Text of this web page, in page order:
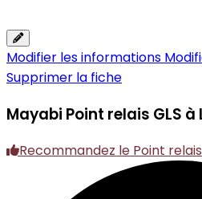
Modifier les informations
Supprimer la fiche
Mayabi Point relais GLS
Recommandez le Point relais